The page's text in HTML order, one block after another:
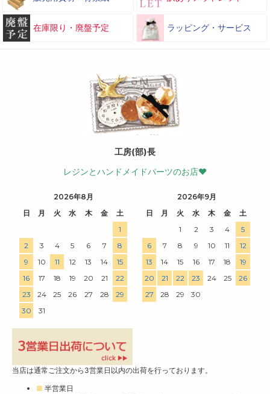
在庫限り・廃盤予定 ラッピング・サービス
工房(部)長
レジンとハンドメイドパーツのお店♥
2026年8月
日
月 火 水 木 金
土
1
2
3 4 5 6 7
8
9
10 11 12 13 14
15
16
17 18 19 20 21
22
23
24 25 26 27 28
29
30
31
2026年9月
日
月 火 水 木 金
土
1
2 3 4
5
6
7 8 9 10 11
12
13
14 15 16 17 18
19
20
21 22 23 24 25
26
27
28 29 30
当店は通常ご注文から3営業日以内の出荷を行っております。
■ 半営業日